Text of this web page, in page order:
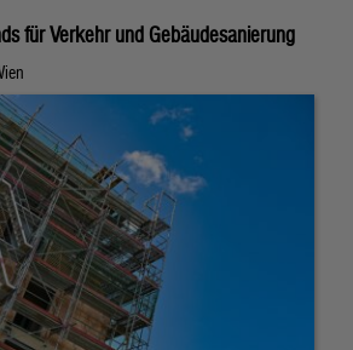
für Verkehr und Gebäudesanierung